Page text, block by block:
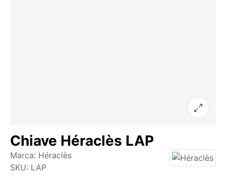
Chiave Héraclès LAP
Marca: Héraclès
SKU: LAP